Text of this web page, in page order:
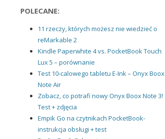
POLECANE:
11 rzeczy, których możesz nie wiedzieć o
reMarkable 2
Kindle Paperwhite 4 vs. PocketBook Touch
Lux 5 – porównanie
Test 10-calowego tabletu E-Ink – Onyx Boox
Note Air
Zobacz, co potrafi nowy Onyx Boox Note 3!
Test + zdjęcia
Empik Go na czytnikach PocketBook-
instrukcja obsługi + test